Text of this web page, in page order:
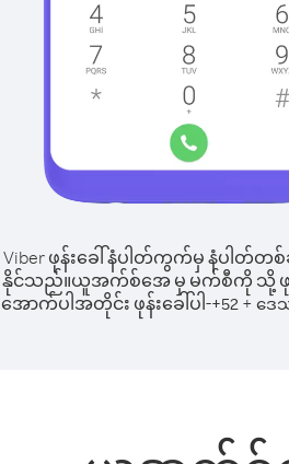
Viber ဖုန်းခေါ်နံပါတ်ကွက်မှ နံပါတ်တစ်
နိုင်သည်။ယူအက်စ်အေ မှ မက်စီကို သို့ ဖု
အောက်ပါအတိုင်း ဖုန်းခေါ်ပါ-+52 + ဒေ